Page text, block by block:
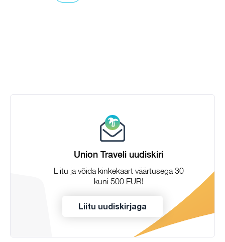
Union Traveli uudiskiri
Liitu ja võida kinkekaart väärtusega 30
kuni 500 EUR!
Liitu uudiskirjaga